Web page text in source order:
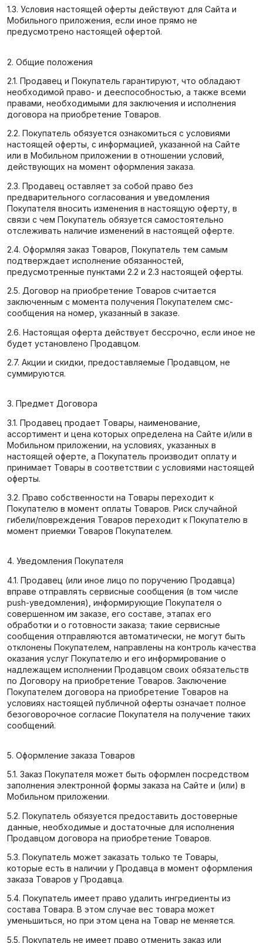
1.3. Условия настоящей оферты действуют для Сайта и
Мобильного приложения, если иное прямо не
предусмотрено настоящей офертой.
2. Общие положения
2.1. Продавец и Покупатель гарантируют, что обладают
необходимой право- и дееспособностью, а также всеми
правами, необходимыми для заключения и исполнения
договора на приобретение Товаров.
2.2. Покупатель обязуется ознакомиться с условиями
настоящей оферты, с информацией, указанной на Сайте
или в Мобильном приложении в отношении условий,
действующих на момент оформления заказа.
2.3. Продавец оставляет за собой право без
предварительного согласования и уведомления
Покупателя вносить изменения в настоящую оферту, в
связи с чем Покупатель обязуется самостоятельно
отслеживать наличие изменений в настоящей оферте.
2.4. Оформляя заказ Товаров, Покупатель тем самым
подтверждает исполнение обязанностей,
предусмотренные пунктами 2.2 и 2.3 настоящей оферты.
2.5. Договор на приобретение Товаров считается
заключенным с момента получения Покупателем смс-
сообщения на номер, указанный в заказе.
2.6. Настоящая оферта действует бессрочно, если иное не
будет установлено Продавцом.
2.7. Акции и скидки, предоставляемые Продавцом, не
суммируются.
3. Предмет Договора
3.1. Продавец продает Товары, наименование,
ассортимент и цена которых определена на Сайте и/или в
Мобильном приложении, на условиях, указанных в
настоящей оферте, а Покупатель производит оплату и
принимает Товары в соответствии с условиями настоящей
оферты.
3.2. Право собственности на Товары переходит к
Покупателю в момент оплаты Товаров. Риск случайной
гибели/повреждения Товаров переходит к Покупателю в
момент приемки Товаров Покупателем.
4. Уведомления Покупателя
4.1. Продавец (или иное лицо по поручению Продавца)
вправе отправлять сервисные сообщения (в том числе
push-уведомления), информирующие Покупателя о
совершенном им заказе, его составе, этапах его
обработки и о готовности заказа; такие сервисные
сообщения отправляются автоматически, не могут быть
отклонены Покупателем, направлены на контроль качества
оказания услуг Покупателю и его информирование о
надлежащем исполнении Продавцом своих обязательств
по Договору на приобретение Товаров. Заключение
Покупателем договора на приобретение Товаров на
условиях настоящей публичной оферты означает полное
безоговорочное согласие Покупателя на получение таких
сообщений.
5. Оформление заказа Товаров
5.1. Заказ Покупателя может быть оформлен посредством
заполнения электронной формы заказа на Сайте и (или) в
Мобильном приложении.
5.2. Покупатель обязуется предоставить достоверные
данные, необходимые и достаточные для исполнения
Продавцом договора на приобретение Товаров.
5.3. Покупатель может заказать только те Товары,
которые есть в наличии у Продавца в момент оформления
заказа Товаров у Продавца.
5.4. Покупатель имеет право удалить ингредиенты из
состава Товара. В этом случае вес товара может
уменьшиться, но при этом цена на Товар не меняется.
5.5. Покупатель не имеет право отменить заказ или